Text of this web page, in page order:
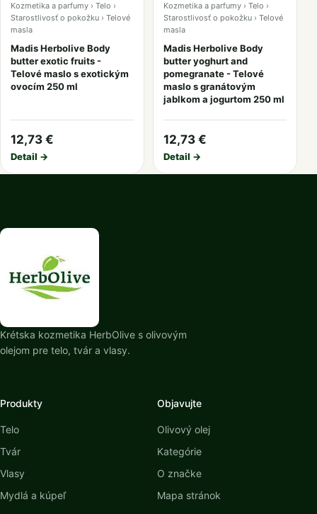
Kozmetika a parfumy › Telo ›
Starostlivosť o pokožku › Telové
masla
Madis Herbolive Body
butter exotic fruits -
Telové maslo s exotickým
ovocím 250 ml
12,73 €
Detail →
Kozmetika a parfumy › Telo ›
Starostlivosť o pokožku › Telové
masla
Madis Herbolive Body
butter yoghurt and
pomegranate - Telové
maslo s granátovým
jablkom a jogurtom 250 ml
12,73 €
Detail →
Krétska kozmetika HerbOlive s olivovým
olejom pre telo, tvár a vlasy.
Produkty
Telo
Tvár
Vlasy
Mydlá a kúpeľ
Objavujte
Olivový olej
Kategórie
O značke
Mapa stránok